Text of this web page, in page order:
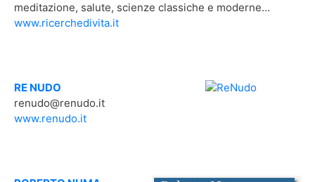
meditazione, salute, scienze classiche e moderne…
www.ricerchedivita.it
RE NUDO
renudo@renudo.it
www.renudo.it